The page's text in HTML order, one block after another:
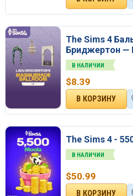
The Sims 4
Бриджертон —
В НАЛИЧИИ
$8.39
The Sims 4 -
В НАЛИЧИИ
$50.99